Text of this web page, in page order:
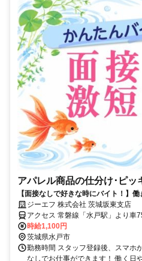
アパレル商品の仕分け･ピッ
【面接なしで好きな時にバイト！】
お給料は即日払いでお財布も安心♪
ジーエフ 株式会社 茨城坂東支店
アクセス 常磐線「水戸駅」より車
時給1,100円
茨城県水戸市
勤務時間 スタッフ登録後、スマホ
なしでお仕事ができます！ 働く日